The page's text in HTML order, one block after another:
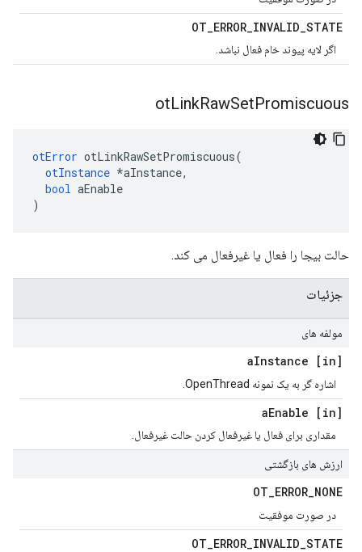
OT_ERROR_INVALID_STATE
اگر لایه پیوند خام فعال نباشد.
otLinkRawSetPromiscuous
otError otLinkRawSetPromiscuous(
otInstance *aInstance,
bool aEnable
)
حالت بیجا را فعال یا غیرفعال می کند.
جزئیات
مولفه های
[in] a
Instance
اشاره گر به یک نمونه OpenThread.
[in] a
Enable
مقداری برای فعال یا غیرفعال کردن حالت غیرفعال.
ارزش های بازگشتی
OT_ERROR_NONE
در صورت موفقیت
OT_ERROR_INVALID_STATE